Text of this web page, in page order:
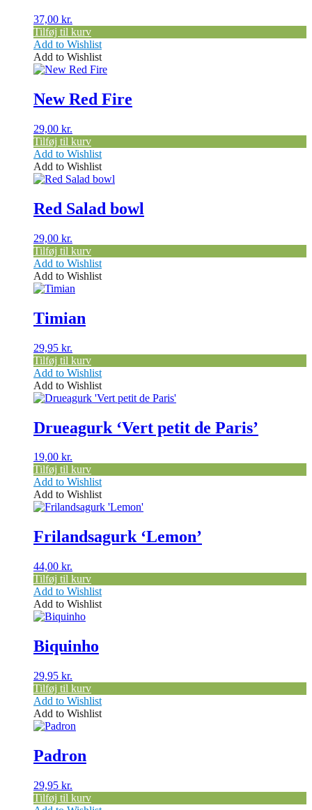
37,00 kr.
Tilføj til kurv
Add to Wishlist
Add to Wishlist
New Red Fire
29,00 kr.
Tilføj til kurv
Add to Wishlist
Add to Wishlist
Red Salad bowl
29,00 kr.
Tilføj til kurv
Add to Wishlist
Add to Wishlist
Timian
29,95 kr.
Tilføj til kurv
Add to Wishlist
Add to Wishlist
Drueagurk ‘Vert petit de Paris’
19,00 kr.
Tilføj til kurv
Add to Wishlist
Add to Wishlist
Frilandsagurk ‘Lemon’
44,00 kr.
Tilføj til kurv
Add to Wishlist
Add to Wishlist
Biquinho
29,95 kr.
Tilføj til kurv
Add to Wishlist
Add to Wishlist
Padron
29,95 kr.
Tilføj til kurv